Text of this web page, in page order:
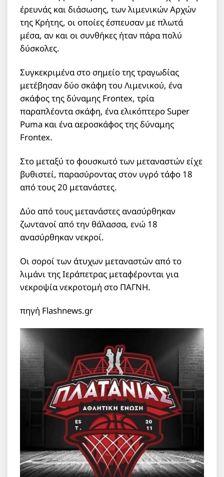
έρευνάς και διάσωσης, των λιμενικών Αρχών
της Κρήτης, οι οποίες έσπευσαν με πλωτά
μέσα, αν και οι συνθήκες ήταν πάρα πολύ
δύσκολες.
Συγκεκριμένα στο σημείο της τραγωδίας
μετέβησαν δύο σκάφη του Λιμενικού, ένα
σκάφος της δύναμης Frontex, τρία
παραπλέοντα σκάφη, ένα ελικόπτερο Super
Puma και ένα αεροσκάφος της δύναμης
Frontex.
Στο μεταξύ το φουσκωτό των μεταναστών είχε
βυθιστεί, παρασύροντας στον υγρό τάφο 18
από τους 20 μετανάστες.
Δύο από τους μετανάστες ανασύρθηκαν
ζωντανοί από την θάλασσα, ενώ 18
ανασύρθηκαν νεκροί.
Οι σοροί των άτυχων μεταναστών από το
λιμάνι της Ιεράπετρας μεταφέρονται για
νεκροψία νεκροτομή στο ΠΑΓΝΗ.
πηγή Flashnews.gr